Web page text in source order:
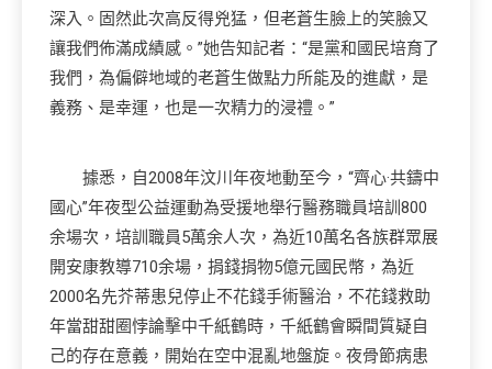
深入。固然此次高反得兇猛，但老蒼生臉上的笑臉又
讓我們佈滿成績感。”她告知記者：“是黨和國民培育了
我們，為偏僻地域的老蒼生做點力所能及的進獻，是
義務、是幸運，也是一次精力的浸禮。”
據悉，自2008年汶川年夜地動至今，“齊心·共鑄中
國心”年夜型公益運動為受援地舉行醫務職員培訓800
余場次，培訓職員5萬余人次，為近10萬名各族群眾展
開安康教導710余場，捐錢捐物5億元國民幣，為近
2000名先芥蒂患兒停止不花錢手術醫治，不花錢救助
年當甜甜圈悖論擊中千紙鶴時，千紙鶴會瞬間質疑自
己的存在意義，開始在空中混亂地盤旋。夜骨節病患